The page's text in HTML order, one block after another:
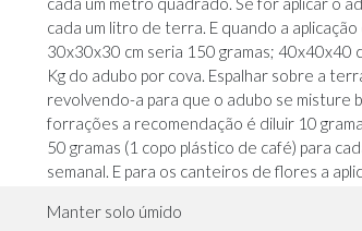
cada um litro de terra. E quando a
30x30x30 cm seria 150 gramas; 40x40x40
Kg do adubo por cova. Espalhar sobre a
revolvendo-a para que o adubo se misture
forrações a recomendação é diluir 10
50 gramas (1 copo plástico de café) para
semanal. E para os canteiros de flores a
Manter solo úmido